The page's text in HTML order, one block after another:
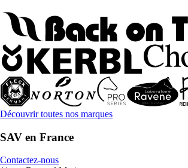
Découvrir toutes nos marques
SAV en France
Contactez-nous